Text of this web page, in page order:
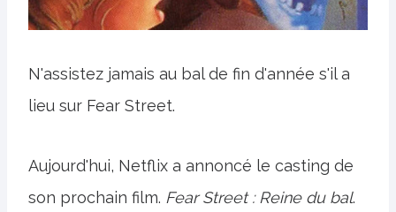
N'assistez jamais au bal de fin d'année s'il a
lieu sur Fear Street.
Aujourd'hui, Netflix a annoncé le casting de
son prochain film. Fear Street : Reine du bal.